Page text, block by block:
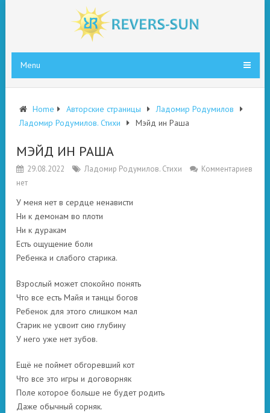
Menu
Home Авторские страницы
Ладомир Родумилов
Ладомир Родумилов. Стихи
Мэйд ин Раша
МЭЙД ИН РАША
29.08.2022 Ладомир Родумилов. Стихи
Комментариев
нет
У меня нет в сердце ненависти
Ни к демонам во плоти
Ни к дуракам
Есть ощущение боли
Ребенка и слабого старика.
Взрослый может спокойно понять
Что все есть Майя и танцы богов
Ребенок для этого слишком мал
Старик не усвоит сию глубину
У него уже нет зубов.
Ещё не поймет обгоревший кот
Что все это игры и договорняк
Поле которое больше не будет родить
Даже обычный сорняк.